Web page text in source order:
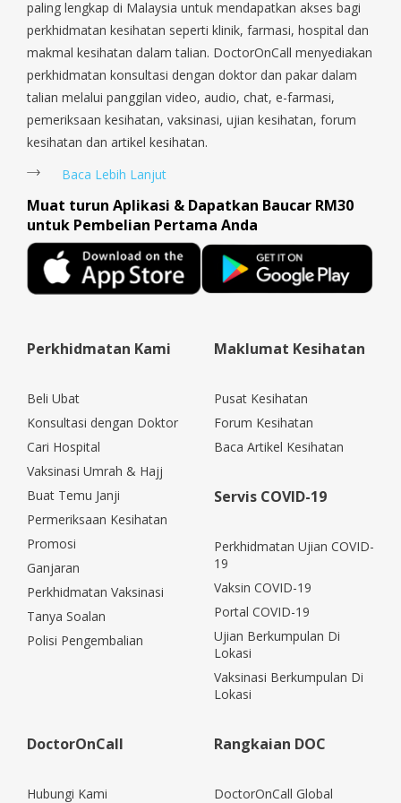
Serangoon Rd, Seletar, Tampines, Toa Payoh, Tanjong Pagar,
Telok Blangah, Tanglin, Thomson, Tuas, Tengah, Upper East
Coast, Upper Bukit Timah, Upper Thomson, Woodlands, West
Coast, Yishun, Yio Chu Kang.
paling lengkap di Malaysia untuk mendapatkan akses bagi
perkhidmatan kesihatan seperti klinik, farmasi, hospital dan
makmal kesihatan dalam talian. DoctorOnCall menyediakan
perkhidmatan konsultasi dengan doktor dan pakar dalam
talian melalui panggilan video, audio, chat, e-farmasi,
pemeriksaan kesihatan, vaksinasi, ujian kesihatan, forum
kesihatan dan artikel kesihatan.
Baca Lebih Lanjut
Muat turun Aplikasi & Dapatkan Baucar RM30
untuk Pembelian Pertama Anda
Perkhidmatan Kami
Beli Ubat
Konsultasi dengan Doktor
Cari Hospital
Vaksinasi Umrah & Hajj
Buat Temu Janji
Permeriksaan Kesihatan
Promosi
Ganjaran
Perkhidmatan Vaksinasi
Tanya Soalan
Polisi Pengembalian
Maklumat Kesihatan
Pusat Kesihatan
Forum Kesihatan
Baca Artikel Kesihatan
Servis COVID-19
Perkhidmatan Ujian COVID-
19
Vaksin COVID-19
Portal COVID-19
Ujian Berkumpulan Di
Lokasi
Vaksinasi Berkumpulan Di
Lokasi
DoctorOnCall
Hubungi Kami
Rangkaian DOC
DoctorOnCall Global